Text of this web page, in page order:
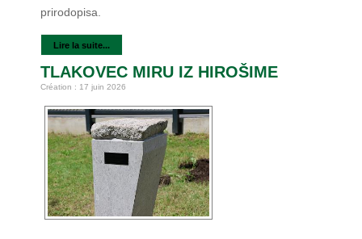
prirodopisa.
Lire la suite...
TLAKOVEC MIRU IZ HIROŠIME
Création : 17 juin 2026